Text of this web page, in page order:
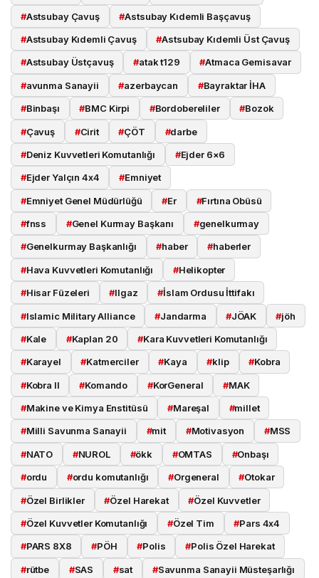
#Astsubay Çavuş #Astsubay Kıdemli Başçavuş
#Astsubay Kıdemli Çavuş #Astsubay Kıdemli Üst Çavuş
#Astsubay Üstçavuş #atak t129 #Atmaca Gemisavar
#avunma Sanayii #azerbaycan #Bayraktar İHA
#Binbaşı #BMC Kirpi #Bordobereliler #Bozok
#Çavuş #Cirit #ÇÖT #darbe
#Deniz Kuvvetleri Komutanlığı #Ejder 6×6
#Ejder Yalçın 4x4 #Emniyet
#Emniyet Genel Müdürlüğü #Er #Fırtına Obüsü
#fnss #Genel Kurmay Başkanı #genelkurmay
#Genelkurmay Başkanlığı #haber #haberler
#Hava Kuvvetleri Komutanlığı #Helikopter
#Hisar Füzeleri #Ilgaz #İslam Ordusu İttifakı
#Islamic Military Alliance #Jandarma #JÖAK #jöh
#Kale #Kaplan 20 #Kara Kuvvetleri Komutanlığı
#Karayel #Katmerciler #Kaya #klip #Kobra
#Kobra II #Komando #KorGeneral #MAK
#Makine ve Kimya Enstitüsü #Mareşal #millet
#Milli Savunma Sanayii #mit #Motivasyon #MSS
#NATO #NUROL #ökk #OMTAS #Onbaşı
#ordu #ordu komutanlığı #Orgeneral #Otokar
#Özel Birlikler #Özel Harekat #Özel Kuvvetler
#Özel Kuvvetler Komutanlığı #Özel Tim #Pars 4x4
#PARS 8X8 #PÖH #Polis #Polis Özel Harekat
#rütbe #SAS #sat #Savunma Sanayii Müsteşarlığı